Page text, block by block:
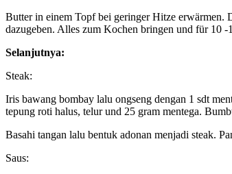
Butter in einem Topf bei geringer Hitze erwärmen.
dazugeben. Alles zum Kochen bringen und für 10
Selanjutnya:
Steak:
Iris bawang bombay lalu ongseng dengan 1 sdt
tepung roti halus, telur und 25 gram mentega.
Basahi tangan lalu bentuk adonan menjadi steak.
Saus: